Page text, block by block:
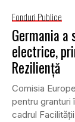
Fonduri Publice
Germania a
electrice,
Reziliență
Comisia
pentru granturi
cadrul